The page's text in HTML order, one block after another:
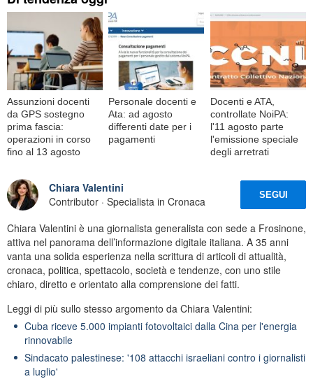
Assunzioni docenti
da GPS sostegno
prima fascia:
operazioni in corso
fino al 13 agosto
Personale docenti e
Ata: ad agosto
differenti date per i
pagamenti
Docenti e ATA,
controllate NoiPA:
l'11 agosto parte
l'emissione speciale
degli arretrati
Chiara Valentini
Contributor · Specialista in Cronaca
SEGUI
Chiara Valentini è una giornalista generalista con sede a Frosinone,
attiva nel panorama dell’informazione digitale italiana. A 35 anni
vanta una solida esperienza nella scrittura di articoli di attualità,
cronaca, politica, spettacolo, società e tendenze, con uno stile
chiaro, diretto e orientato alla comprensione dei fatti.
Leggi di più sullo stesso argomento da Chiara Valentini:
Cuba riceve 5.000 impianti fotovoltaici dalla Cina per l'energia
rinnovabile
Sindacato palestinese: '108 attacchi israeliani contro i giornalisti
a luglio'